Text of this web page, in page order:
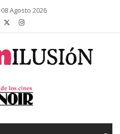
Agosto 2026